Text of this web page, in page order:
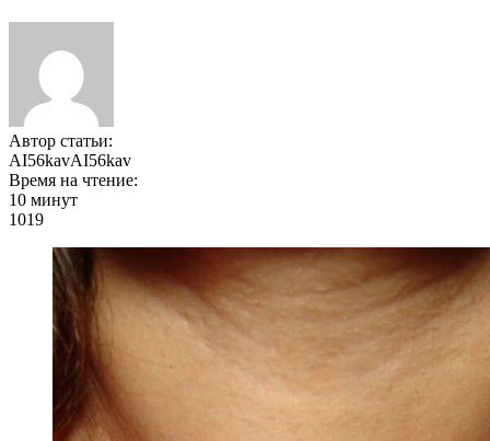
Автор статьи:
AI56kavAI56kav
Время на чтение:
10 минут
1019